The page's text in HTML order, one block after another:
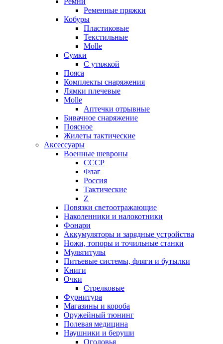
Ременные пряжки
Кобуры
Пластиковые
Текстильные
Molle
Сумки
С утяжкой
Пояса
Комплекты снаряжения
Лямки плечевые
Molle
Аптечки отрывные
Бивачное снаряжение
Поясное
Жилеты тактические
Аксессуары
Военные шевроны
СССР
Флаг
Россия
Тактические
Z
Повязки светоотражающие
Наколенники и налокотники
Фонари
Аккумуляторы и зарядные устройства
Ножи, топоры и точильные станки
Мультитулы
Питьевые системы, фляги и бутылки
Книги
Очки
Стрелковые
Фурнитура
Магазины и короба
Оружейный тюнинг
Полевая медицина
Наушники и беруши
Оголовья